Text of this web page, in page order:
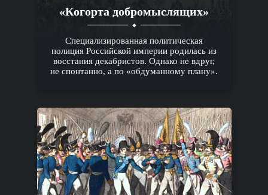
«Когорта добромыслящих»
Специализированная политическая
полиция Российской империи родилась из
восстания декабристов. Однако не вдруг,
не спонтанно, а по «обдуманному плану».